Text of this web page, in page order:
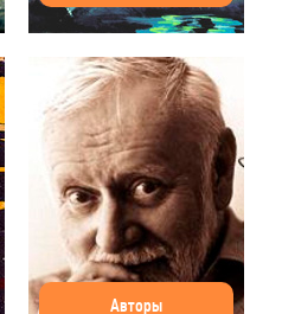
Авторы